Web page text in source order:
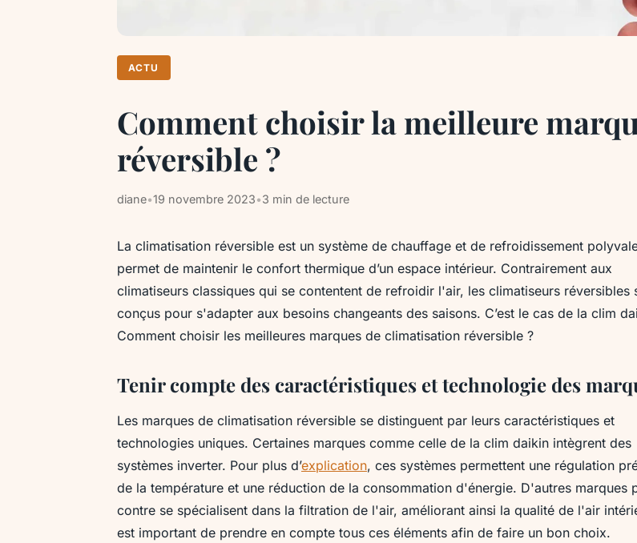
ACTU
Comment choisir la meilleure
réversible ?
diane•19 novembre 2023•3 min de lecture
La climatisation réversible est un système de chauffage et de refroidissement
permet de maintenir le confort thermique d’un espace intérieur. Contrairement aux
climatiseurs classiques qui se contentent de refroidir l'air, les climatiseurs réversibles
conçus pour s'adapter aux besoins changeants des saisons. C’est le cas de la clim
Comment choisir les meilleures marques de climatisation réversible ?
Tenir compte des caractéristiques et technologie des
Les marques de climatisation réversible se distinguent par leurs caractéristiques et
technologies uniques. Certaines marques comme celle de la clim daikin intègrent des
systèmes inverter. Pour plus d’explication, ces systèmes permettent une régulation
de la température et une réduction de la consommation d'énergie. D'autres marques
contre se spécialisent dans la filtration de l'air, améliorant ainsi la qualité de l'air
est important de prendre en compte tous ces éléments afin de faire un bon choix.